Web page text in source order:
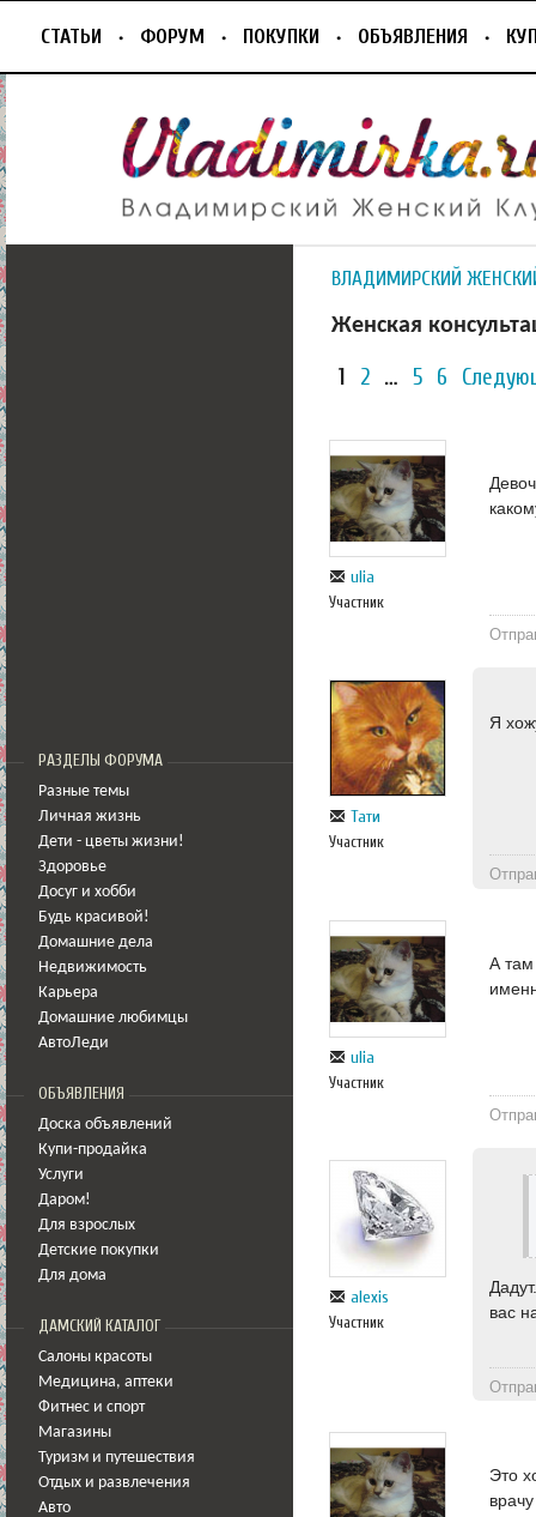
СТАТЬИ ФОРУМ ПОКУПКИ ОБЪЯВЛЕНИЯ
РАЗДЕЛЫ ФОРУМА
Разные темы
Личная жизнь
Дети - цветы жизни!
Здоровье
Досуг и хобби
Будь красивой!
Домашние дела
Недвижимость
Карьера
Домашние любимцы
АвтоЛеди
ОБЪЯВЛЕНИЯ
Доска объявлений
Купи-продайка
Услуги
Даром!
Для взрослых
Детские покупки
Для дома
ДАМСКИЙ КАТАЛОГ
Салоны красоты
Медицина, аптеки
Фитнес и спорт
Магазины
Туризм и путешествия
Отдых и развлечения
Авто
ВЛАДИМИРСКИЙ
Женская
1 2 … 5 6
ulia
Участник
Тати
Участник
Я
ulia
Участник
А там
alexis
Участник
вас
Это